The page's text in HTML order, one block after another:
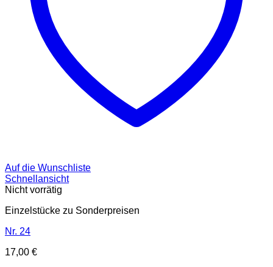
Auf die Wunschliste
Schnellansicht
Nicht vorrätig
Einzelstücke zu Sonderpreisen
Nr. 24
17,00 €